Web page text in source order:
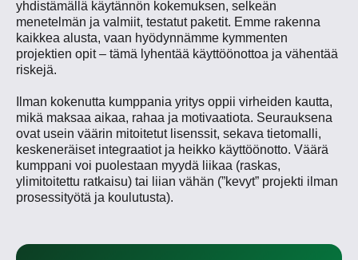
yhdistämällä käytännön kokemuksen, selkeän
menetelmän ja valmiit, testatut paketit. Emme rakenna
kaikkea alusta, vaan hyödynnämme kymmenten
projektien opit – tämä lyhentää käyttöönottoa ja vähentää
riskejä.
Ilman kokenutta kumppania yritys oppii virheiden kautta,
mikä maksaa aikaa, rahaa ja motivaatiota. Seurauksena
ovat usein väärin mitoitetut lisenssit, sekava tietomalli,
keskeneräiset integraatiot ja heikko käyttöönotto. Väärä
kumppani voi puolestaan myydä liikaa (raskas,
ylimitoitettu ratkaisu) tai liian vähän (”kevyt” projekti ilman
prosessityötä ja koulutusta).